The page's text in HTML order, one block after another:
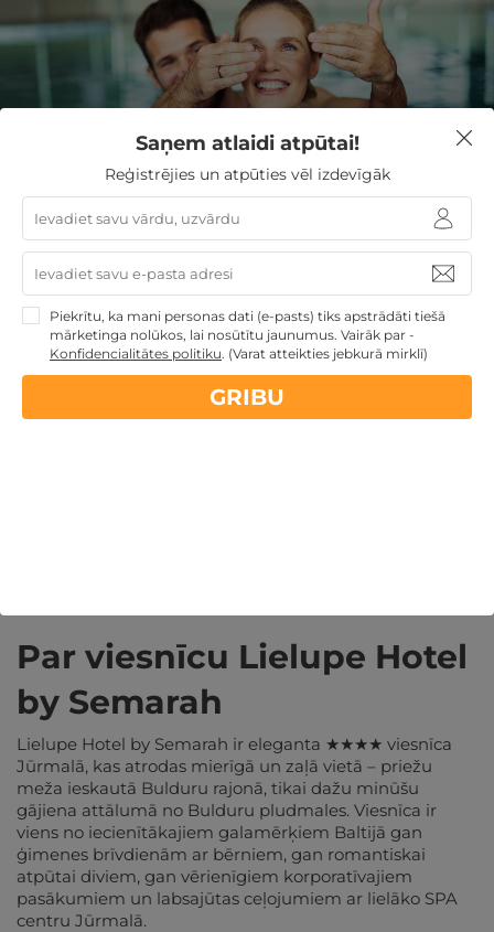
REĢISTRĒJIETIES JAUNUMU
SAŅEMŠANAI
Reģistrējoties Jūs piekrītat saņemt īpašos atpūtas
piedāvājumus un jaunumus.
Par viesnīcu Lielupe Hotel
by Semarah
Lielupe Hotel by Semarah ir eleganta ★★★★ viesnīca
Jūrmalā, kas atrodas mierīgā un zaļā vietā – priežu
meža ieskautā Bulduru rajonā, tikai dažu minūšu
gājiena attālumā no Bulduru pludmales. Viesnīca ir
viens no iecienītākajiem galamērķiem Baltijā gan
ģimenes brīvdienām ar bērniem, gan romantiskai
atpūtai diviem, gan vērienīgiem korporatīvajiem
pasākumiem un labsajūtas ceļojumiem ar lielāko SPA
centru Jūrmalā.
Saņem atlaidi atpūtai!
Reģistrējies un atpūties vēl izdevīgāk
Piekrītu, ka mani personas dati (e-pasts) tiks apstrādāti tiešā
mārketinga nolūkos, lai nosūtītu jaunumus. Vairāk par -
Konfidencialitātes politiku. (Varat atteikties jebkurā mirklī)
GRIBU